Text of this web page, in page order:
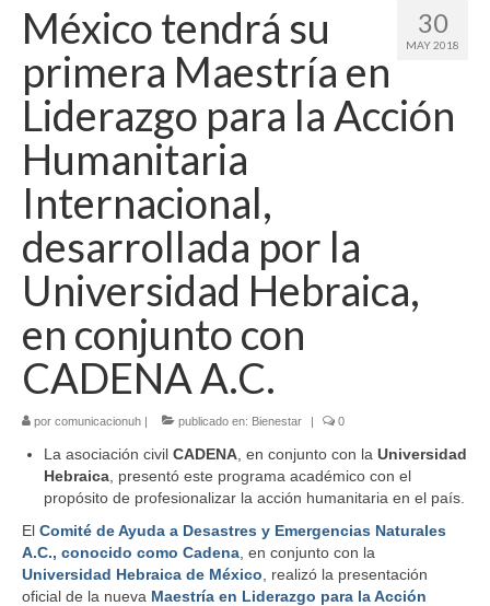
30
MAY 2018
México tendrá su
primera Maestría en
Liderazgo para la Acción
Humanitaria
Internacional,
desarrollada por la
Universidad Hebraica,
en conjunto con
CADENA A.C.
por comunicacionuh | publicado en: Bienestar | 0
La asociación civil CADENA , en conjunto con la Universidad
Hebraica , presentó este programa académico con el
propósito de profesionalizar la acción humanitaria en el país.
El Comité de Ayuda a Desastres y Emergencias Naturales
A.C., conocido como Cadena , en conjunto con la
Universidad Hebraica de México , realizó la presentación
oficial de la nueva Maestría en Liderazgo para la Acción